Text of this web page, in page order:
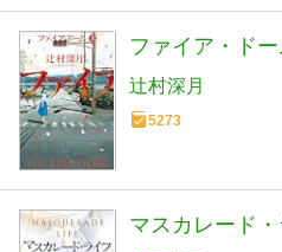
ファイア・ド
辻村深月
5273
マスカレード